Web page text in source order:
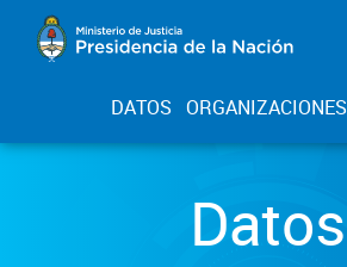
DATOS ORGANIZACIONES
Datos